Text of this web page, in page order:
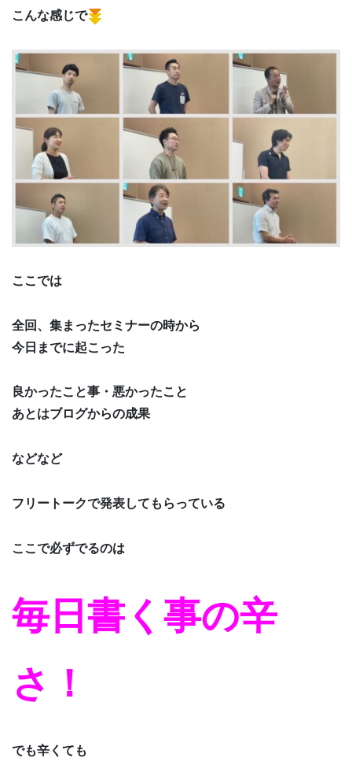
こんな感じで
ここでは
全回、集まったセミナーの時から
今日までに起こった
良かったこと事・悪かったこと
あとはブログからの成果
などなど
フリートークで発表してもらっている
ここで必ずでるのは
毎日書く事の辛
さ！
でも辛くても